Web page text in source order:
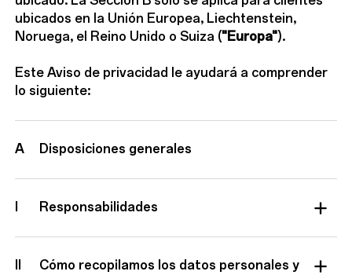
ubicados en la Unión Europea, Liechtenstein,
Noruega, el Reino Unido o Suiza ("Europa").
Este Aviso de privacidad le ayudará a comprender
lo siguiente:
A Disposiciones generales
Responsabilidades
Cómo recopilamos los datos personales y